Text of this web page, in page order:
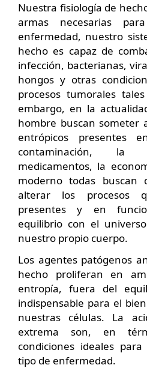
Nuestra fisiología de
armas necesarias
enfermedad, nuestro
hecho es capaz de
infección, bacterianas,
hongos y otras
procesos tumorales
embargo, en la
hombre buscan someter
entrópicos presentes
contaminación, la
medicamentos, la
moderno todas
alterar los procesos
presentes y en
equilibrio con el
nuestro propio cuerpo.
Los agentes patógenos
hecho proliferan en
entropía, fuera del
indispensable para el
nuestras células. La
extrema son, en
condiciones ideales
tipo de enfermedad.